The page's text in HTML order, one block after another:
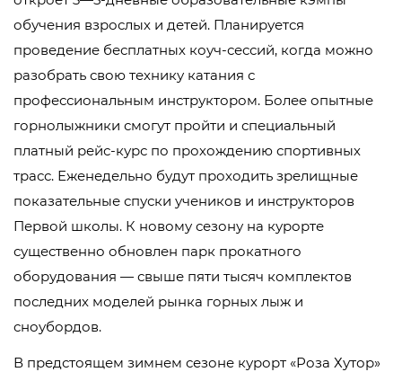
обучения взрослых и детей. Планируется
проведение бесплатных коуч-сессий, когда можно
разобрать свою технику катания с
профессиональным инструктором. Более опытные
горнолыжники смогут пройти и специальный
платный рейс-курс по прохождению спортивных
трасс. Еженедельно будут проходить зрелищные
показательные спуски учеников и инструкторов
Первой школы. К новому сезону на курорте
существенно обновлен парк прокатного
оборудования — свыше пяти тысяч комплектов
последних моделей рынка горных лыж и
сноубордов.
В предстоящем зимнем сезоне курорт «Роза Хутор»